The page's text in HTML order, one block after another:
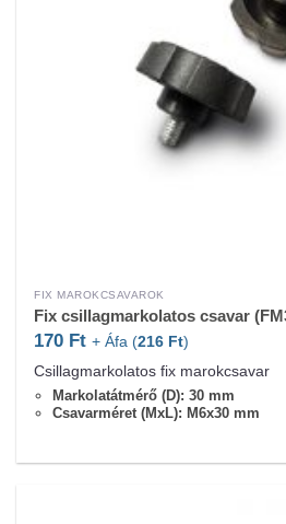
FIX MAROKCSAVAROK
Fix csillagmarkolatos csavar
170 Ft + Áfa (216 Ft)
Csillagmarkolatos fix marokcsavar
Markolatátmérő (D): 30 mm
Csavarméret (MxL): M6x30 mm